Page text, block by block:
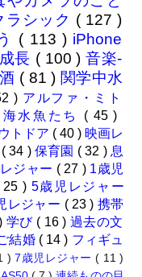
ラシック ( 127 )
( 113 ) iPhone
長 ( 100 )音楽-
( 81 ) 関学中水
) アルファ・ミト
海水魚たち ( 45 )
トドア ( 40 ) 映画レ
( 34 ) 保育園 ( 32 ) 息
ジャー ( 27 ) 1歳児
25 ) 5歳児レジャー
レジャー ( 23 ) 携帯
学び ( 16 ) 過去の文
結婚 ( 14 ) フィギュ
)7歳児レジャー( 11 )